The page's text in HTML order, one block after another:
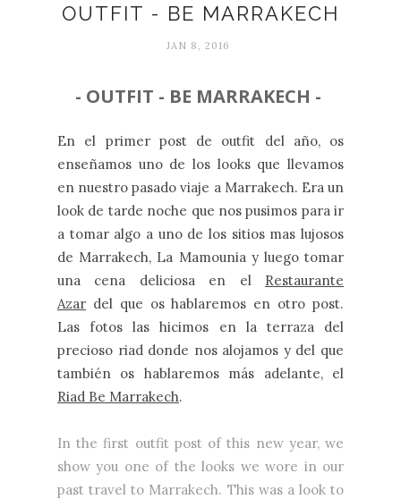
OUTFIT - BE MARRAKECH
JAN 8, 2016
- OUTFIT - BE MARRAKECH -
En el primer post de outfit del año, os
enseñamos uno de los looks que llevamos
en nuestro pasado viaje a Marrakech. Era un
look de tarde noche que nos pusimos para ir
a tomar algo a uno de los sitios mas lujosos
de Marrakech, La Mamounia y luego tomar
una cena deliciosa en el Restaurante
Azar del que os hablaremos en otro post.
Las fotos las hicimos en la terraza del
precioso riad donde nos alojamos y del que
también os hablaremos más adelante, el
Riad Be Marrakech.
In the first outfit post of this new year, we
show you one of the looks we wore in our
past travel to Marrakech. This was a look to